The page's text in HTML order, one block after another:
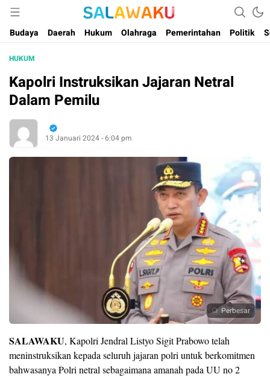
Salawaku Maluku
Salam dan Warta Anak Maluku
Budaya
Daerah Hukum Olahraga Pemerintahan Politik
HUKUM
Kapolri Instruksikan Jajaran Netral
Dalam Pemilu
13 Januari 2024 - 6:04 pm
Perbesar
SALAWAKU, Kapolri Jendral Listyo Sigit Prabowo telah
meninstruksikan kepada seluruh jajaran polri untuk berkomitmen
bahwasanya Polri netral sebagaimana amanah pada UU no 2